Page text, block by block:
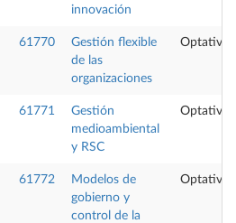
innovación
61770
Gestión flexible
de las
organizaciones
Optativa
61771
Gestión
medioambiental
y RSC
Optativa
61772
Modelos de
gobierno y
control de la
Optativa